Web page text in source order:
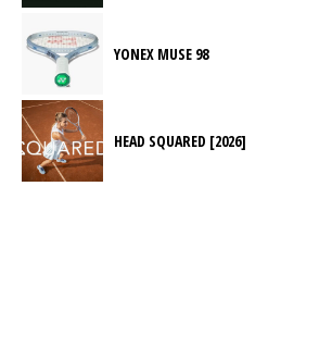
YONEX MUSE 98
HEAD SQUARED [2026]